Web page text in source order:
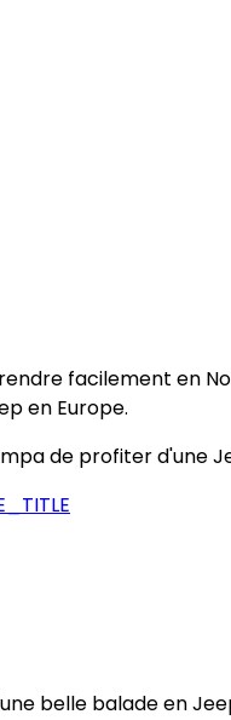
facilement en
en Europe.
de profiter d'une
belle balade en